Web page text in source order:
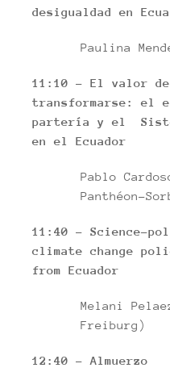
desigualdad en
Paulina
11:10 – El valor
transformarse: el
partería y el
en el Ecuador
Pablo
Panthéon-
11:40 – Science-
climate change
from Ecuador
Melani
Freiburg)
12:40 – Almuerzo